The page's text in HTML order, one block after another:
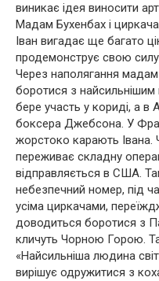
виникає ідея виносити
Мадам Бухенбах і
Іван вигадає ще багато
продемонструє свою
Через наполягання мадам
боротися з найсильнішим
бере участь у кориді, а в
боксера Джебсона. У
жорстоко карають Івана.
переживає складну
відправляється в США.
небезпечний номер, під
усіма циркачами,
доводиться боротися з
кличуть Чорною Горою.
«Найсильніша людина
вирішує одружитися з